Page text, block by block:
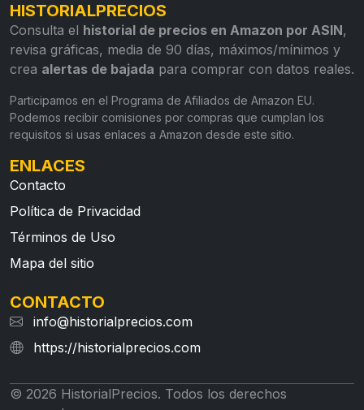
HISTORIALPRECIOS
Consulta el historial de precios en Amazon por ASIN,
revisa gráficas, media de 90 días, máximos/mínimos y
crea alertas de bajada para comprar con datos reales.
Participamos en el Programa de Afiliados de Amazon EU.
Podemos recibir comisiones por compras que cumplan los
requisitos si usas enlaces a Amazon desde este sitio.
ENLACES
Contacto
Política de Privacidad
Términos de Uso
Mapa del sitio
CONTACTO
info@historialprecios.com
https://historialprecios.com
© 2026 HistorialPrecios. Todos los derechos